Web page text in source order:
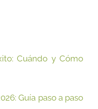
Cuándo y Cómo
Guía paso a paso